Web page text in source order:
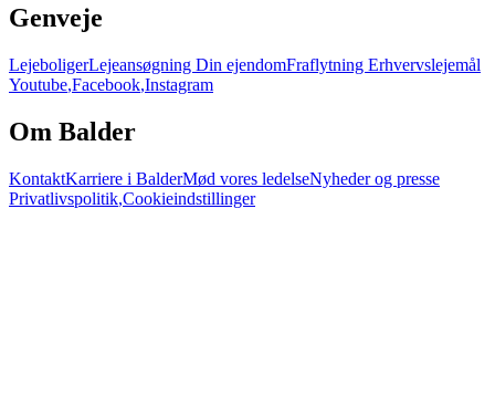
Genveje
LejeboligerLejeansøgning Din ejendomFraflytning Erhvervslejemål
Youtube,Facebook,Instagram
Om Balder
KontaktKarriere i BalderMød vores ledelseNyheder og presse
Privatlivspolitik,Cookieindstillinger